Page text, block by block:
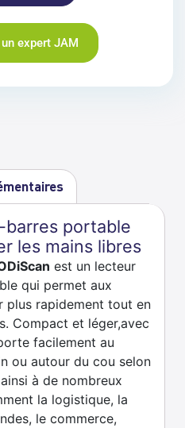
expert JAM
portable
les mains libres
est un lecteur
qui permet aux
plus rapidement tout en
Compact et léger,avec
facilement au
ou autour du cou selon
à de nombreux
la logistique, la
le commerce,